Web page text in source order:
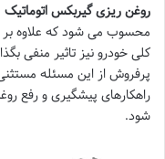
روغن ریزی گیربکس اتوماتیک
محسوب می شود که علاوه بر
پرفروش از این مسئله
شود.